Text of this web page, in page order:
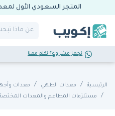
المتجر السعودي الأول
تجهز مشروع؟ تكلم معنا
الرئيسية معدات الطهي
معدات
مستلزمات المطاعم والمعدات